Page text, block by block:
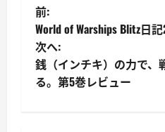
投
稿
ナ
前:
World of Warships Blitz日
次へ:
銭（インチキ）の力で、
る。第5巻レビュー